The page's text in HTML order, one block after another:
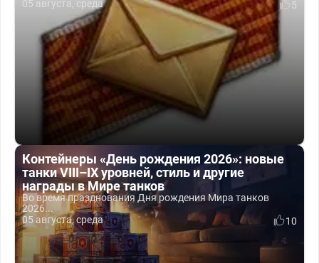
05 августа, среда
5
Контейнеры «День рождения 2026»: новые
танки VIII–IX уровней, стиль и другие
награды в Мире танков
Во время празднования Дня рождения Мира танков
2026...
05 августа, среда
10